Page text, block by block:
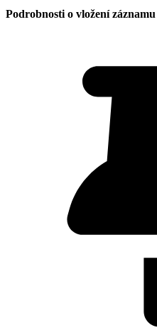
Podrobnosti o vložení záznamu